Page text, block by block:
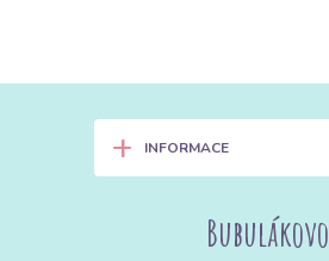
+ INFORMACE
Bubulákovo